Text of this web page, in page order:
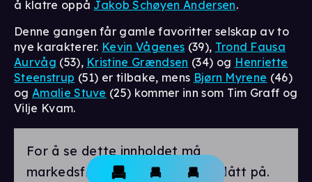
å klatre oppå Jakob Schøyen Andersen.
Denne gangen får gamle favoritter selskap av to
nye karakterer. Kevin Vågenes (39), Trond Fausa
Aurvåg (53), Kristine Grændsen (34) og Henriette
Steenstrup (51) er tilbake, mens Bjørn Myrene (46)
og Amalie Stuve (25) kommer inn som Tim Graff og
Vilje Kvam.
For å se dette innholdet må
markedsførings-cookies være slått på.